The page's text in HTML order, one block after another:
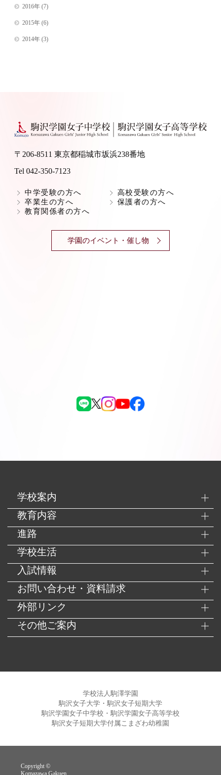
2016年(7)
2015年(6)
2014年(3)
〒206-8511 東京都稲城市坂浜238番地
Tel 042-350-7123
中学受験の方へ
高校受験の方へ
卒業生の方へ
保護者の方へ
教育関係者の方へ
学園のイベント・催し物
学校案内
教育内容
進路
学校生活
入試情報
お問い合わせ・資料請求
外部リンク
その他ご案内
学校法人駒澤学園
駒沢女子大学・駒沢女子短期大学
駒沢学園女子中学校・駒沢学園女子高等学校
駒沢女子短期大学付属こまざわ幼稚園
Copyright ©